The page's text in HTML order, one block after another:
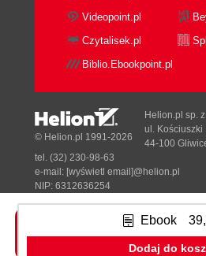
Ebook
Dodaj do
Videopoint.pl
Czytalisek.pl
Biblio.Ebookpoint.pl
Tonik.pl
© Helion.pl 1991-2026
Helion.pl sp.
ul. Kościuszki
44-100
tel. (32) 230-98-63
e-mail: [wyświetl email]@helion.pl
NIP: 6312636254